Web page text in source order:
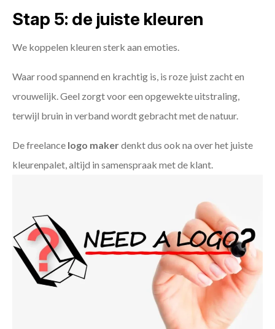
Stap 5: de juiste kleuren
We koppelen kleuren sterk aan emoties.
Waar rood spannend en krachtig is, is roze juist zacht en
vrouwelijk. Geel zorgt voor een opgewekte uitstraling,
terwijl bruin in verband wordt gebracht met de natuur.
De freelance logo makerdenkt dus ook na over het juiste
kleurenpalet, altijd in samenspraak met de klant.